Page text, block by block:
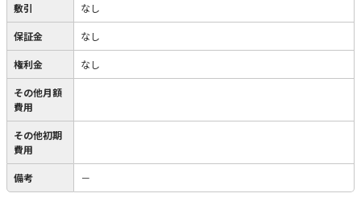
敷引 なし
保証金 なし
権利金 なし
その他月額
費用
その他初期
費用
備考 －